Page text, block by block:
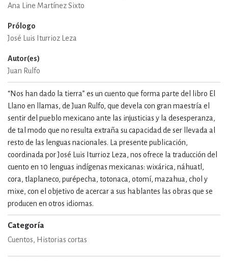
Ana Line Martínez Sixto
Prólogo
José Luis Iturrioz Leza
Autor(es)
Juan Rulfo
“Nos han dado la tierra” es un cuento que forma parte del libro El
Llano en llamas, de Juan Rulfo, que devela con gran maestría el
sentir del pueblo mexicano ante las injusticias y la desesperanza,
de tal modo que no resulta extraña su capacidad de ser llevada al
resto de las lenguas nacionales. La presente publicación,
coordinada por José Luis Iturrioz Leza, nos ofrece la traducción del
cuento en 10 lenguas indígenas mexicanas: wixárica, náhuatl,
cora, tlaplaneco, purépecha, totonaca, otomí, mazahua, chol y
mixe, con el objetivo de acercar a sus hablantes las obras que se
producen en otros idiomas.
Categoría
Cuentos, Historias cortas